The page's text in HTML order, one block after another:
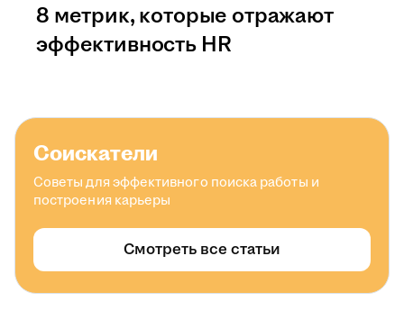
8 метрик, которые отражают
эффективность HR
Соискатели
Советы для эффективного поиска работы и
построения карьеры
Смотреть все статьи